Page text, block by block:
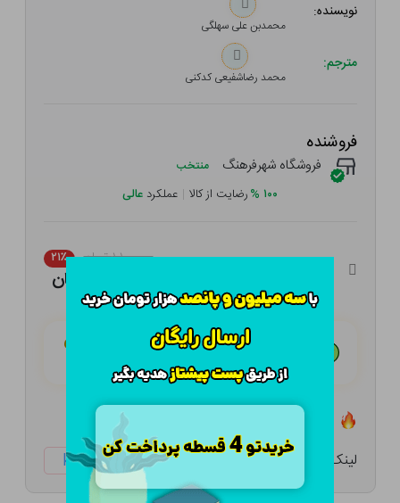
نویسنده:
محمدبن علی سهلگی
مترجم:
محمد رضاشفیعی کدکنی
فروشنده
فروشگاه شهرفرهنگ منتخب
۱۰۰ %رضایت از کالا | عملکرد عالی
۱,۱۰۰,۰۰۰ تومان ۲۱٪
هـر قسط با تــرب‌پــی:
۴ قسط مــاهـانـه؛ بـدون سـود، چـک و ضـامـن
لینک کوتاه: ketabtala.com/sbp-41577